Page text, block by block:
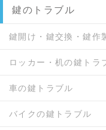
鍵のトラブル
鍵開け・鍵交換・鍵作
ロッカー・机の鍵トラ
車の鍵トラブル
バイクの鍵トラブル